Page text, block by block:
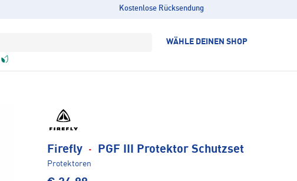
Kostenlose Rücksendung
WÄHLE DEINEN SHOP
Firefly · PGF III Protektor Schutzset
Protektoren